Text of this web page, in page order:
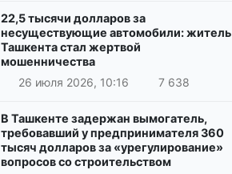
22,5 тысячи долларов за
несуществующие автомобили: житель
Ташкента стал жертвой
мошенничества
26 июля 2026, 10:16
7 638
В Ташкенте задержан вымогатель,
требовавший у предпринимателя 360
тысяч долларов за «урегулирование»
вопросов со строительством